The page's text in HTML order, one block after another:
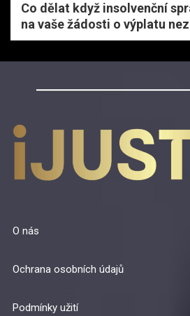
Co dělat když insolvenční
na vaše žádosti o výplatu
O nás
Ochrana osobních údajů
Podmínky užití